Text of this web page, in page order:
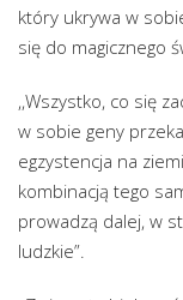
który ukrywa w
się do magicznego
,,Wszystko, co się
w sobie geny
egzystencja na
kombinacją tego
prowadzą dalej, w
ludzkie”.